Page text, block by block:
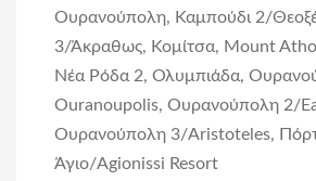
Ουρανούπολη, Καμπούδι 2/
3/Άκραθως, Κομίτσα, Mount
Νέα Ρόδα 2, Ολυμπιάδα,
Ouranoupolis, Ουρανούπολη 2/
Ουρανούπολη 3/Aristoteles,
Άγιο/Agionissi Resort